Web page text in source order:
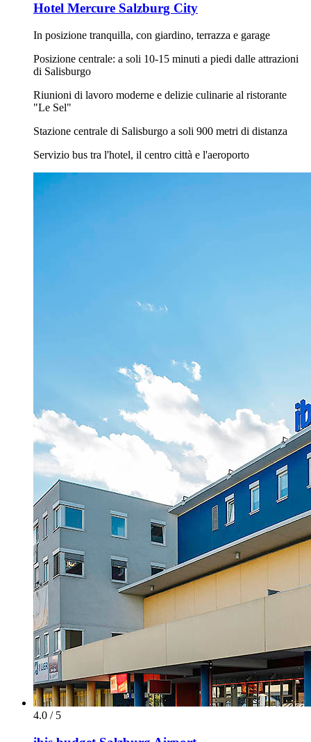
Hotel Mercure Salzburg City
In posizione tranquilla, con giardino, terrazza e garage
Posizione centrale: a soli 10-15 minuti a piedi dalle attrazioni
di Salisburgo
Riunioni di lavoro moderne e delizie culinarie al ristorante
"Le Sel"
Stazione centrale di Salisburgo a soli 900 metri di distanza
Servizio bus tra l'hotel, il centro città e l'aeroporto
4.0 / 5